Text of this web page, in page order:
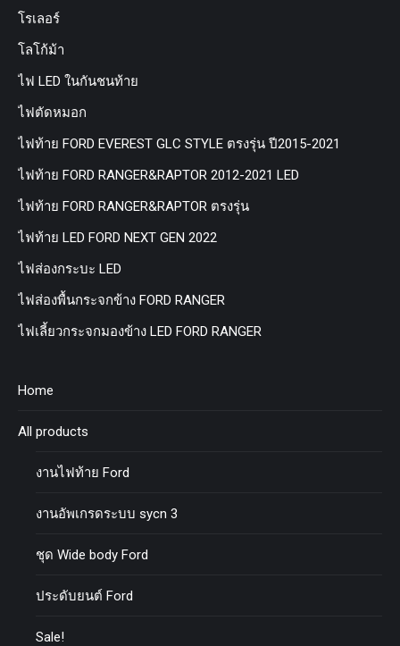
โรเลอร์
โลโก้ม้า
ไฟ LED ในกันชนท้าย
ไฟตัดหมอก
ไฟท้าย FORD EVEREST GLC STYLE ตรงรุ่น ปี2015-2021
ไฟท้าย FORD RANGER&RAPTOR 2012-2021 LED
ไฟท้าย FORD RANGER&RAPTOR ตรงรุ่น
ไฟท้าย LED FORD NEXT GEN 2022
ไฟส่องกระบะ LED
ไฟส่องพื้นกระจกข้าง FORD RANGER
ไฟเลี้ยวกระจกมองข้าง LED FORD RANGER
Home
All products
งานไฟท้าย Ford
งานอัพเกรดระบบ sycn 3
ชุด Wide body Ford
ประดับยนต์ Ford
Sale!